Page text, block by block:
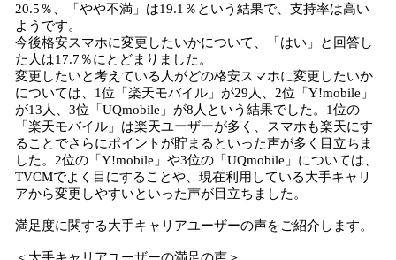
20.5％、「やや不満」は19.1％という結果で、支持率は高い
ようです。
今後格安スマホに変更したいかについて、「はい」と回答し
た人は17.7％にとどまりました。
変更したいと考えている人がどの格安スマホに変更したいか
については、1位「楽天モバイル」が29人、2位「Y!mobile」
が13人、3位「UQmobile」が8人という結果でした。1位の
「楽天モバイル」は楽天ユーザーが多く、スマホも楽天にす
ることでさらにポイントが貯まるといった声が多く目立ちま
した。2位の「Y!mobile」や3位の「UQmobile」については、
TVCMでよく目にすることや、現在利用している大手キャリ
アから変更しやすいといった声が目立ちました。
満足度に関する大手キャリアユーザーの声をご紹介します。